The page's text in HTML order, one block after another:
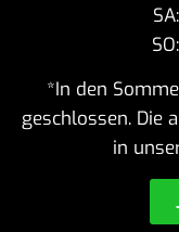
*In den
geschlossen. Die
in